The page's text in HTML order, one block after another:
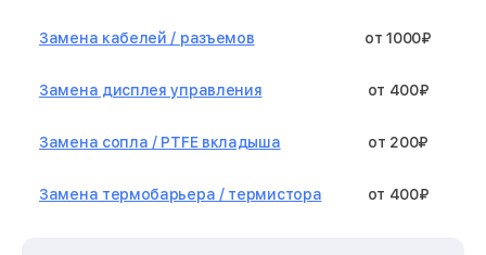
Замена кабелей / разъемов от 1000₽
Замена дисплея управления от 400₽
Замена сопла / PTFE вкладыша от 200₽
Замена термобарьера / термистора от 400₽